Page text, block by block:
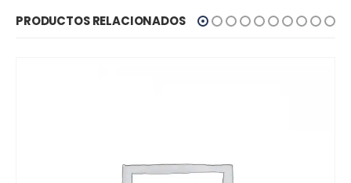
PRODUCTOS RELACIONADOS